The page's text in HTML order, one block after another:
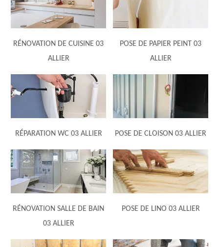
RÉNOVATION DE CUISINE 03
ALLIER
POSE DE PAPIER PEINT 03
ALLIER
RÉPARATION WC 03 ALLIER POSE DE CLOISON 03 ALLIER
RÉNOVATION SALLE DE BAIN
03 ALLIER
POSE DE LINO 03 ALLIER